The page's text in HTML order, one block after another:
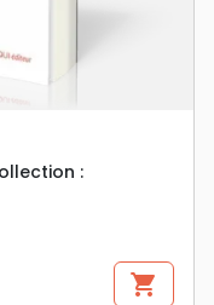
:
shopping_cart